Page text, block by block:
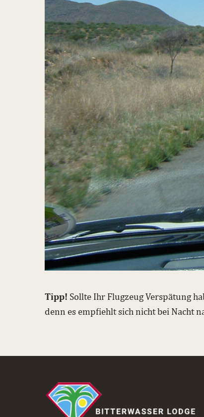
Tipp! Sollte Ihr Flugzeug Verspätung
denn es empfiehlt sich nicht bei Nacht